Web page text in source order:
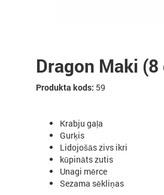
Dragon Maki (8
Produkta kods: 59
Krabju gaļa
Gurķis
Lidojošās zivs ikri
kūpinātszutis
Unagi mērce
Sezama sēkliņas